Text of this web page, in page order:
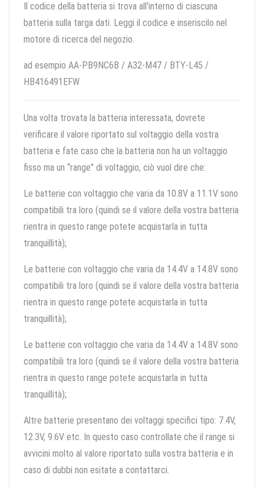
Il codice della batteria si trova all'interno di ciascuna
batteria sulla targa dati. Leggi il codice e inseriscilo nel
motore di ricerca del negozio.
ad esempio AA-PB9NC6B / A32-M47 / BTY-L45 /
HB416491EFW
Una volta trovata la batteria interessata, dovrete
verificare il valore riportato sul voltaggio della vostra
batteria e fate caso che la batteria non ha un voltaggio
fisso ma un “range” di voltaggio, ciò vuol dire che:
Le batterie con voltaggio che varia da 10.8V a 11.1V sono
compatibili tra loro (quindi se il valore della vostra batteria
rientra in questo range potete acquistarla in tutta
tranquillità);
Le batterie con voltaggio che varia da 14.4V a 14.8V sono
compatibili tra loro (quindi se il valore della vostra batteria
rientra in questo range potete acquistarla in tutta
tranquillità);
Le batterie con voltaggio che varia da 14.4V a 14.8V sono
compatibili tra loro (quindi se il valore della vostra batteria
rientra in questo range potete acquistarla in tutta
tranquillità);
Altre batterie presentano dei voltaggi specifici tipo: 7.4V,
12.3V, 9.6V etc. In questo caso controllate che il range si
avvicini molto al valore riportato sulla vostra batteria e in
caso di dubbi non esitate a contattarci.